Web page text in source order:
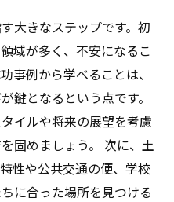
大きなステップです。初
域が多く、不安になるこ
事例から学べることは、
鍵となるという点です。
イルや将来の展望を考慮
固めましょう。 次に、土
性や公共交通の便、学校
に合った場所を見つける